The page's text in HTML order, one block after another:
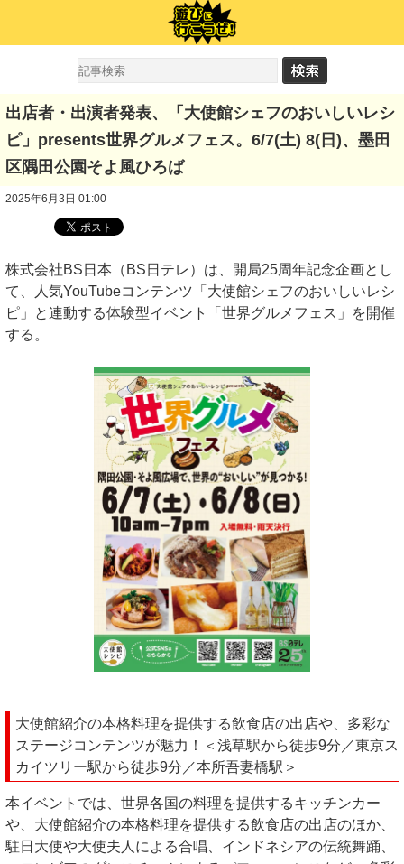
出店者・出演者発表、「大使館シェフのおいしいレシ
ピ」presents世界グルメフェス。6/7(土) 8(日)、墨田
区隅田公園そよ風ひろば
2025年6月3日 01:00
株式会社BS日本（BS日テレ）は、開局25周年記念企画とし
て、人気YouTubeコンテンツ「大使館シェフのおいしいレシ
ピ」と連動する体験型イベント「世界グルメフェス」を開催
する。
大使館紹介の本格料理を提供する飲食店の出店や、多彩な
ステージコンテンツが魅力！＜浅草駅から徒歩9分／東京ス
カイツリー駅から徒歩9分／本所吾妻橋駅＞
本イベントでは、世界各国の料理を提供するキッチンカー
や、大使館紹介の本格料理を提供する飲食店の出店のほか、
駐日大使や大使夫人による合唱、インドネシアの伝統舞踊、